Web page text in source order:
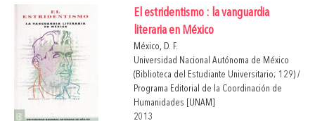
El estridentismo : la vanguardia
literaria en México
México, D. F.
Universidad Nacional Autónoma de México
(Biblioteca del Estudiante Universitario; 129) /
Programa Editorial de la Coordinación de
Humanidades [UNAM]
2013